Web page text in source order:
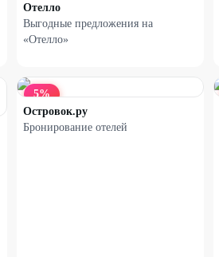
Отелло
Выгодные предложения на
«Отелло»
5%
Островок.ру
Бронирование отелей